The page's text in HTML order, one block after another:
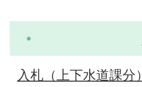
入札（上下水道課分）